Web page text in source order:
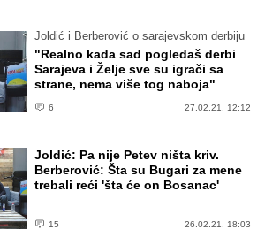
Joldić i Berberović o sarajevskom derbiju
"Realno kada sad pogledaš derbi
Sarajeva i Želje sve su igrači sa
strane, nema više tog naboja"
6 27.02.21. 12:12
Joldić: Pa nije Petev ništa kriv.
Berberović: Šta su Bugari za mene
trebali reći 'šta će on Bosanac'
15 26.02.21. 18:03